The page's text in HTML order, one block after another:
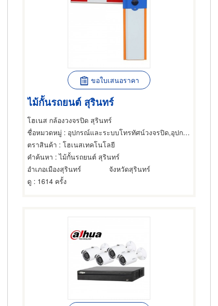
ขอใบเสนอราคา
ไม้กั้นรถยนต์ สุรินทร์
โฮเนส กล้องวงจรปิด สุรินทร์
ชื่อหมวดหมู่ : อุปกรณ์และระบบโทรทัศน์วงจรปิด,อุปกรณ์และระบบโทรทัศน์วงจรปิด,อุปกรณ์และระบบรักษาความปลอดภัย
ตราสินค้า : โฮเนสเทคโนโลยี
คำค้นหา : ไม้กั้นรถยนต์ สุรินทร์
อำเภอเมืองสุรินทร์
จังหวัดสุรินทร์
ดู : 1614 ครั้ง